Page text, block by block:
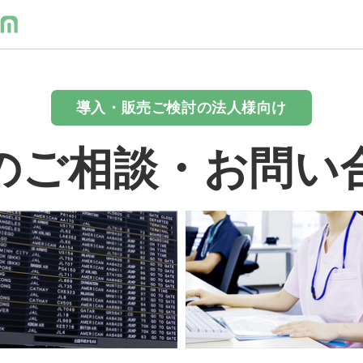
導入・販売ご検討の法人様向け
ご相談・お問い